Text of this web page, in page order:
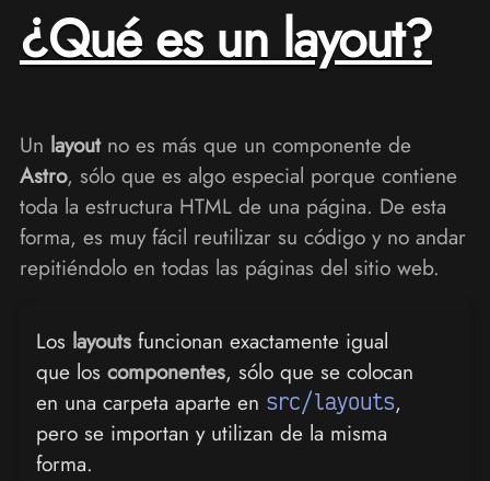
¿Qué es un layout?
Un layoutno es más que un componente de
Astro, sólo que es algo especial porque contiene
toda la estructura HTML de una página. De esta
forma, es muy fácil reutilizar su código y no andar
repitiéndolo en todas las páginas del sitio web.
Los layoutsfuncionan exactamente igual
que los componentes, sólo que se colocan
en una carpeta aparte en src/layouts,
pero se importan y utilizan de la misma
forma.